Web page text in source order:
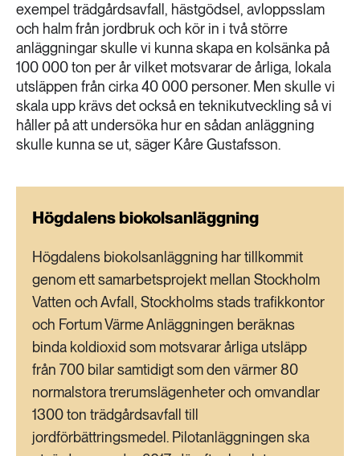
exempel trädgårdsavfall, hästgödsel, avloppsslam
och halm från jordbruk och kör in i två större
anläggningar skulle vi kunna skapa en kolsänka på
100 000 ton per år vilket motsvarar de årliga, lokala
utsläppen från cirka 40 000 personer. Men skulle vi
skala upp krävs det också en teknikutveckling så vi
håller på att undersöka hur en sådan anläggning
skulle kunna se ut, säger Kåre Gustafsson.
Högdalens biokolsanläggning
Högdalens biokolsanläggning har tillkommit
genom ett samarbetsprojekt mellan Stockholm
Vatten och Avfall, Stockholms stads trafikkontor
och Fortum Värme Anläggningen beräknas
binda koldioxid som motsvarar årliga utsläpp
från 700 bilar samtidigt som den värmer 80
normalstora trerumslägenheter och omvandlar
1300 ton trädgårdsavfall till
jordförbättringsmedel. Pilotanläggningen ska